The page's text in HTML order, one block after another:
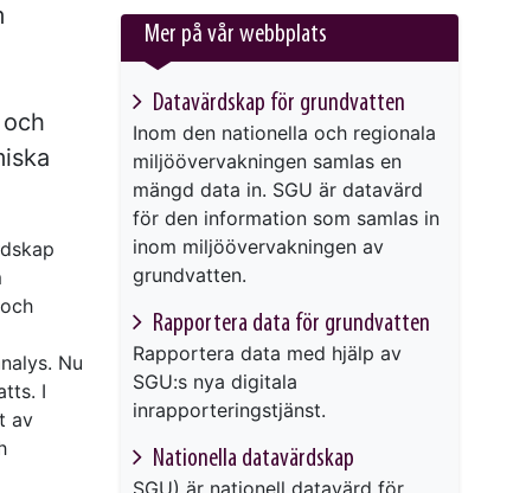
Nu
I
av
Mer på vår webbplats
Datavärdskap för grundvatten
Inom den nationella och regionala
miljöövervakningen samlas en
mängd data in. SGU är datavärd
för den information som samlas in
inom miljöövervakningen av
grundvatten.
Rapportera data för grundvatten
Rapportera data med hjälp av
SGU:s nya digitala
inrapporteringstjänst.
Nationella data­värd­skap